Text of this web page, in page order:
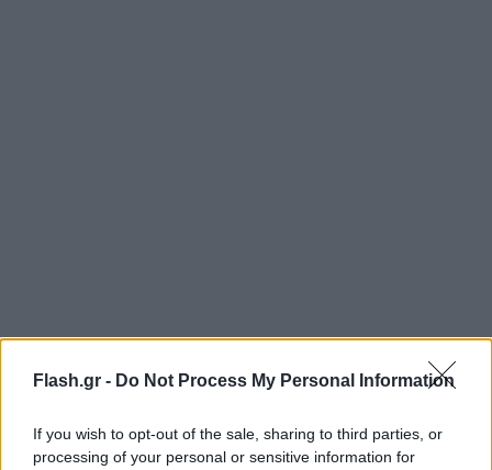
Flash.gr - Do Not Process My Personal Information
If you wish to opt-out of the sale, sharing to third parties, or
processing of your personal or sensitive information for
Η κίνηση αυτή αποκτά ακόμα μεγαλύτερη σημασία,
καθώς κατά την προηγούμενη επίσκεψη Τραμπ
στην Κίνα, το 2017, την υποδοχή είχε